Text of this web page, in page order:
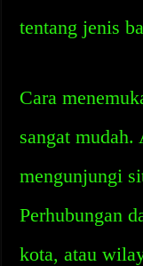
tentang jenis
Cara
sangat mudah.
mengunjungi
Perhubungan
kota, atau